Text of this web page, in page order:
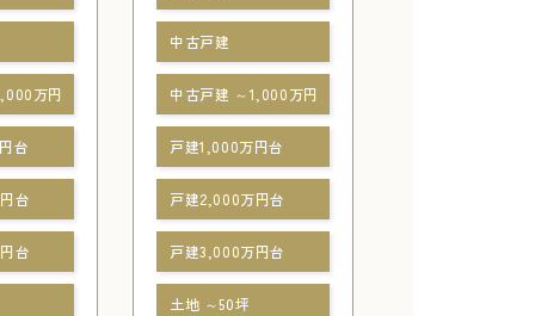
万円
台
台
台
中古戸建
中古戸建 ～1,000万円
戸建1,000万円台
戸建2,000万円台
戸建3,000万円台
土地 ～50坪